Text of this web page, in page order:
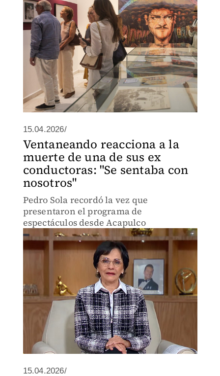
15.04.2026/
Ventaneando reacciona a la
muerte de una de sus ex
conductoras: "Se sentaba con
nosotros"
Pedro Sola recordó la vez que
presentaron el programa de
espectáculos desde Acapulco
15.04.2026/